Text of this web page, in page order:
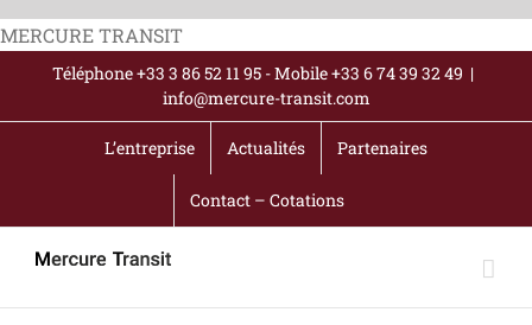
Passer
au
contenu
MERCURE TRANSIT
Téléphone +33 3 86 52 11 95 - Mobile +33 6 74 39 32 49 |
info@mercure-transit.com
L’entreprise Actualités Partenaires
Contact – Cotations